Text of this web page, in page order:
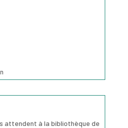
attendent à la bibliothèque de